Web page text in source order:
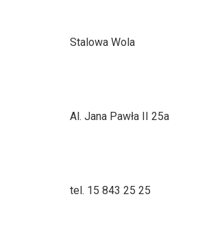
Stalowa Wola
Al. Jana Pawła II 25a
tel. 15 843 25 25